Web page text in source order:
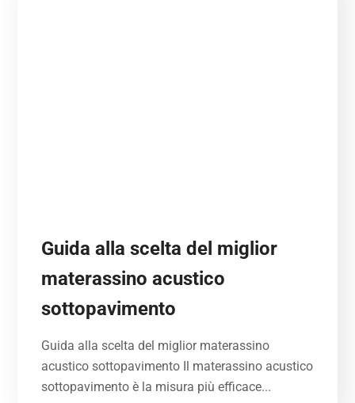
Guida alla scelta del miglior
materassino acustico
sottopavimento
Guida alla scelta del miglior materassino
acustico sottopavimento Il materassino acustico
sottopavimento è la misura più efficace...